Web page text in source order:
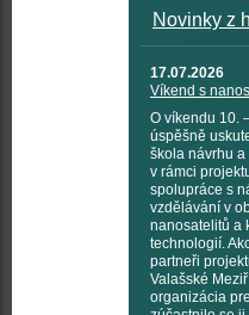
Novinky z
17.07.2026
Víkend s
O víkendu 10.
úspěšně
škola návrhu
v rámci
spolupráce s
vzdělávání v
nanosatelitů a
technologií.
partneři
Valašské
organizácia